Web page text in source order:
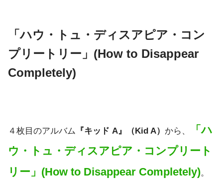
「ハウ・トュ・ディスアピア・コン
プリートリー」(How to Disappear
Completely)
４枚目のアルバム 『キッド A』（Kid A） から、
「ハ
ウ・トュ・ディスアピア・コンプリート
リー」(How to Disappear Completely)。